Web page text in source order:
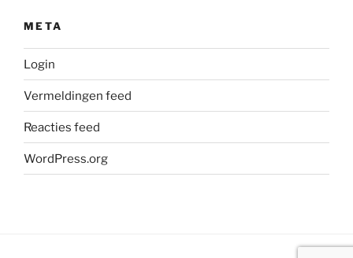
META
Login
Vermeldingen feed
Reacties feed
WordPress.org